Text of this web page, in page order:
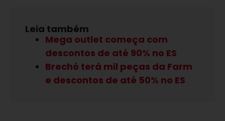
Leia também
Mega outlet começa com
descontos de até 90% no ES
Brechó terá mil peças da Farm
e descontos de até 50% no ES